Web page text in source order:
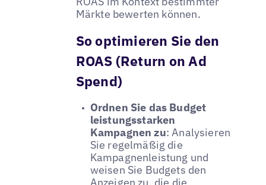
Märkte bewerten können.
So optimieren Sie den
ROAS (Return on Ad
Spend)
Ordnen Sie das Budget
leistungsstarken
Kampagnen zu: Analysieren
Sie regelmäßig die
Kampagnenleistung und
weisen Sie Budgets den
Anzeigen zu, die die